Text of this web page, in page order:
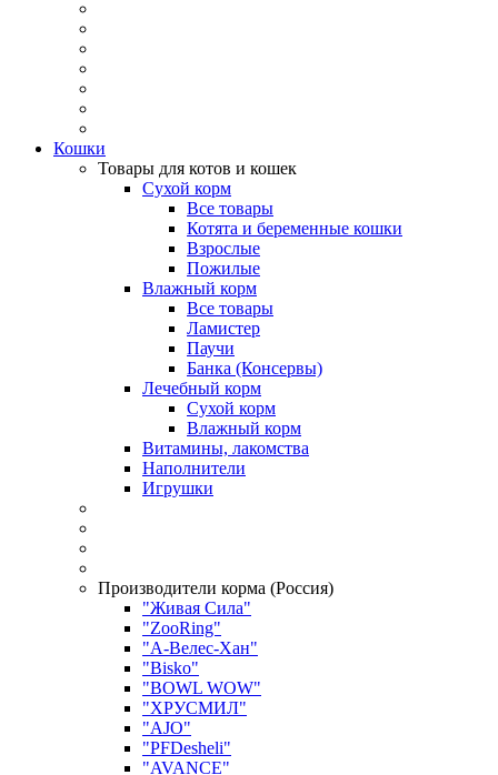
Кошки
Товары для котов и кошек
Сухой корм
Все товары
Котята и беременные кошки
Взрослые
Пожилые
Влажный корм
Все товары
Ламистер
Паучи
Банка (Консервы)
Лечебный корм
Сухой корм
Влажный корм
Витамины, лакомства
Наполнители
Игрушки
Производители корма (Россия)
"Живая Сила"
"ZooRing"
"А-Велес-Хан"
"Bisko"
"BOWL WOW"
"ХРУСМИЛ"
"AJO"
"PFDesheli"
"AVANCE"